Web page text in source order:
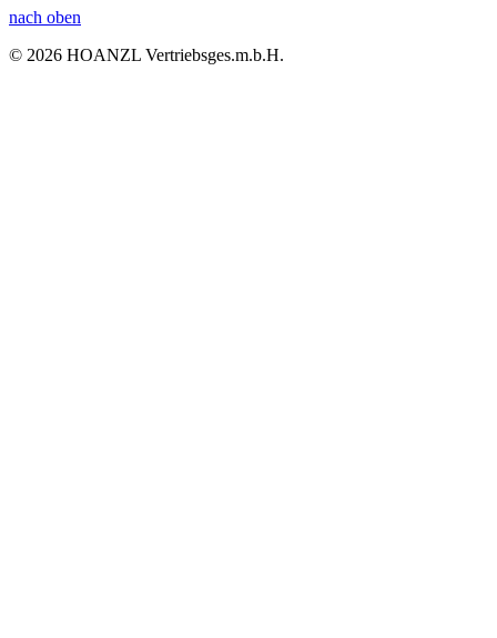
nach oben
© 2026 HOANZL Vertriebsges.m.b.H.